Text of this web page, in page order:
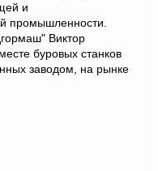
и
промышленности.
Виктор
буровых станков
заводом, на рынке